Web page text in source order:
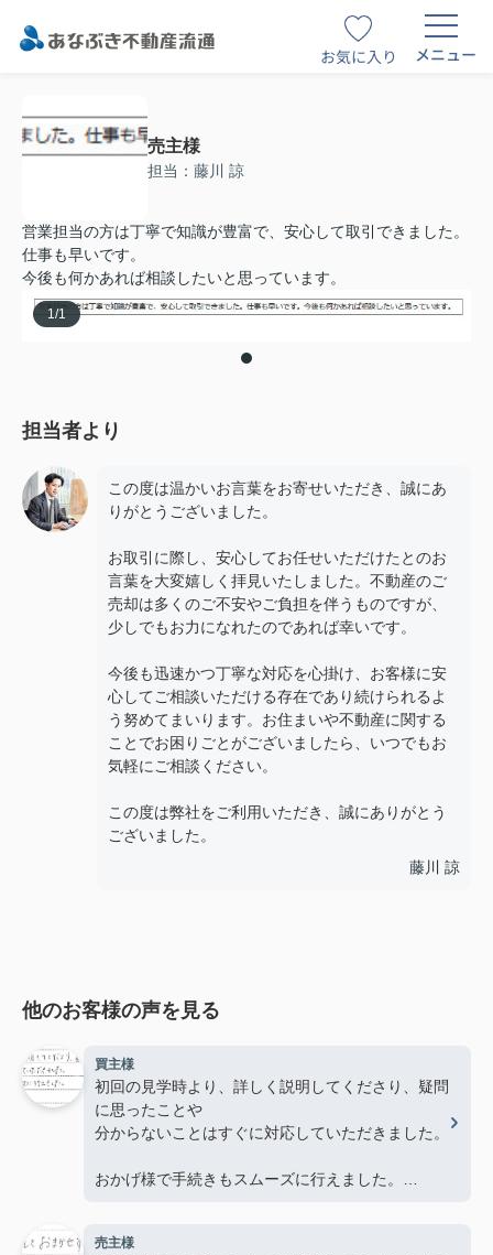
お気に入り メニュー
売主様
担当：藤川 諒
営業担当の方は丁寧で知識が豊富で、安心して取引できました。
仕事も早いです。
今後も何かあれば相談したいと思っています。
1 /1
担当者より
この度は温かいお言葉をお寄せいただき、誠にあ
りがとうございました。
お取引に際し、安心してお任せいただけたとのお
言葉を大変嬉しく拝見いたしました。不動産のご
売却は多くのご不安やご負担を伴うものですが、
少しでもお力になれたのであれば幸いです。
今後も迅速かつ丁寧な対応を心掛け、お客様に安
心してご相談いただける存在であり続けられるよ
う努めてまいります。お住まいや不動産に関する
ことでお困りごとがございましたら、いつでもお
気軽にご相談ください。
この度は弊社をご利用いただき、誠にありがとう
ございました。
藤川 諒
他のお客様の声を見る
買主様
初回の見学時より、詳しく説明してくださり、疑問
に思ったことや
分からないことはすぐに対応していただきました。
おかげ様で手続きもスムーズに行えました。
売主様